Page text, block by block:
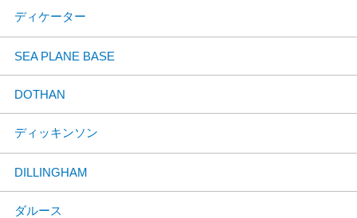
ディケーター
SEA PLANE BASE
DOTHAN
ディッキンソン
DILLINGHAM
ダルース